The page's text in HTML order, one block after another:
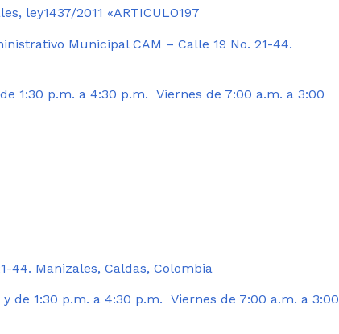
ley1437/2011 «ARTICULO197
Municipal CAM – Calle 19 No. 21-44.
1:30 p.m. a 4:30 p.m. Viernes de 7:00 a.m. a 3:00
44. Manizales, Caldas, Colombia
de 1:30 p.m. a 4:30 p.m. Viernes de 7:00 a.m. a 3:00